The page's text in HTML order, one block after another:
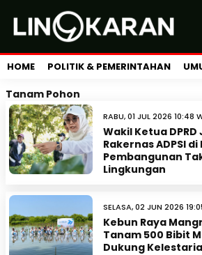
HOME POLITIK & PEMERINTAHAN
Tanam Pohon
RABU, 01 JUL 2026 10:48
Wakil Ketua
Rakernas ADPSI
Pembangunan
Lingkungan
SELASA, 02 JUN 2026
Kebun Raya
Tanam 500 Bibit
Dukung